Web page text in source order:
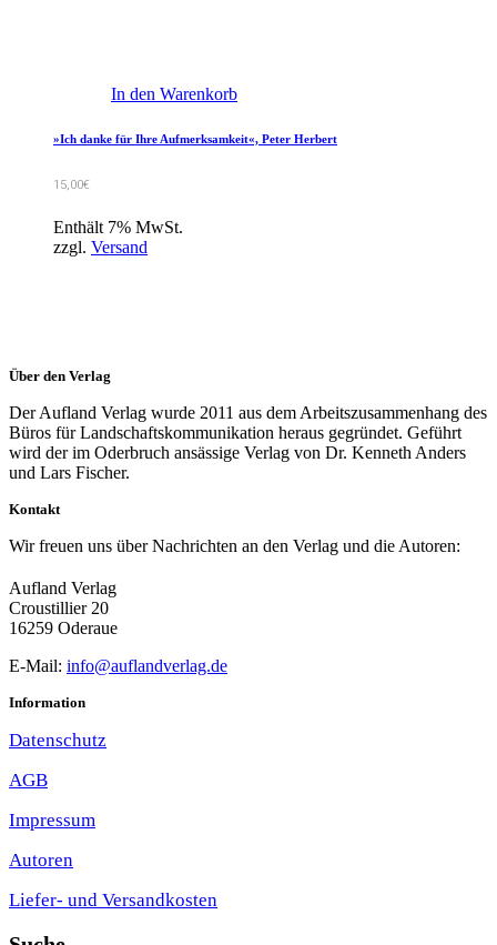
In den Warenkorb
»Ich danke für Ihre Aufmerksamkeit«, Peter Herbert
15,00€
Enthält 7% MwSt.
zzgl. Versand
Über den Verlag
Der Aufland Verlag wurde 2011 aus dem Arbeitszusammenhang des
Büros für Landschaftskommunikation heraus gegründet. Geführt
wird der im Oderbruch ansässige Verlag von Dr. Kenneth Anders
und Lars Fischer.
Kontakt
Wir freuen uns über Nachrichten an den Verlag und die Autoren:
Aufland Verlag
Croustillier 20
16259 Oderaue
E-Mail: info@auflandverlag.de
Information
Datenschutz
AGB
Impressum
Autoren
Liefer- und Versandkosten